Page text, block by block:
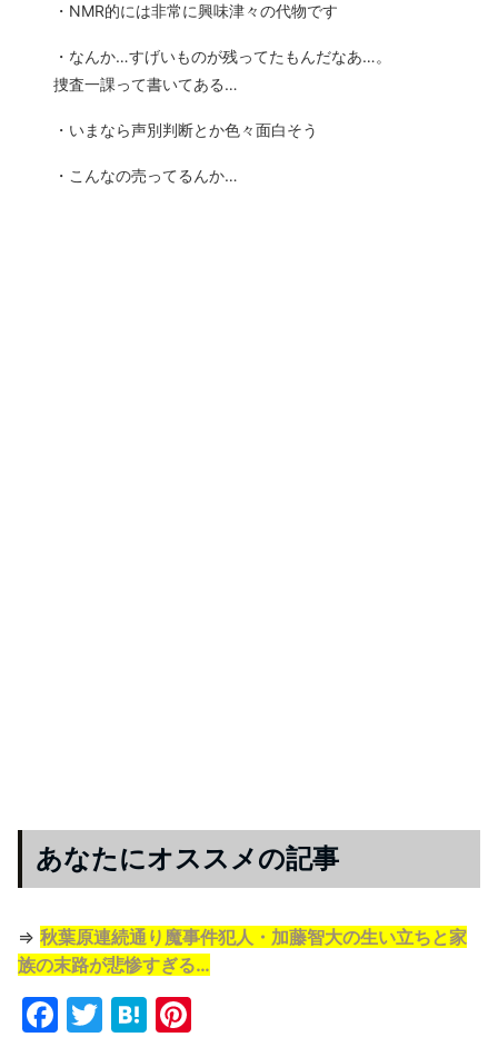
・NMR的には非常に興味津々の代物です
・なんか…すげいものが残ってたもんだなあ…。
捜査一課って書いてある…
・いまなら声別判断とか色々面白そう
・こんなの売ってるんか…
あなたにオススメの記事
⇒ 秋葉原連続通り魔事件犯人・加藤智大の生い立ちと家
族の末路が悲惨すぎる…
F
T
H